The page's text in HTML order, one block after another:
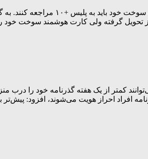
مدیر سامانه هوشمند سوخت شرکت ملی پخش گفت: از این به
تحویل گرفته ولی کارت هوشمند سوخت خود
کمتر از یک هفته گذرنامه خود را درب
افراد احراز هویت می‌شوند، افزود: